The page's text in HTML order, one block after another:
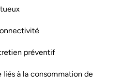
préventif
liés à la consommation de